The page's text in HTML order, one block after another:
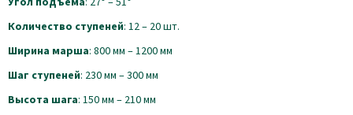
Количество ступеней: 12 – 20 шт.
Ширина марша: 800 мм – 1200 мм
Шаг ступеней: 230 мм – 300 мм
Высота шага: 150 мм – 210 мм